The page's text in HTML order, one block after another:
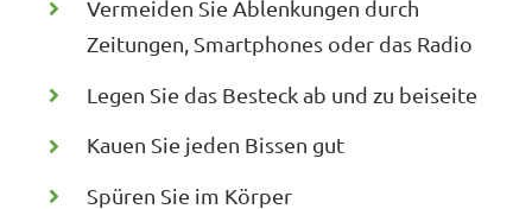
Vermeiden Sie Ablenkungen durch
Zeitungen, Smartphones oder das Radio
Legen Sie das Besteck ab und zu beiseite
Kauen Sie jeden Bissen gut
Spüren Sie im Körper